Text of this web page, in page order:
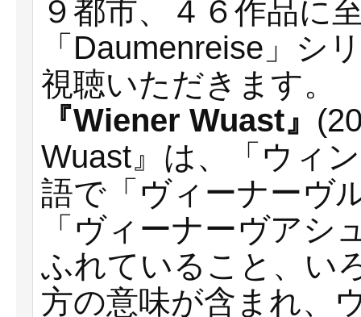
９都市、４６作品に
「Daumenreise」シ
視聴いただきます。
『Wiener Wuast』
Wuast』は、「ウィ
語で「ヴィーナーヴ
「ヴィーナーヴアシ
ふれていること、い
方の意味が含まれ、